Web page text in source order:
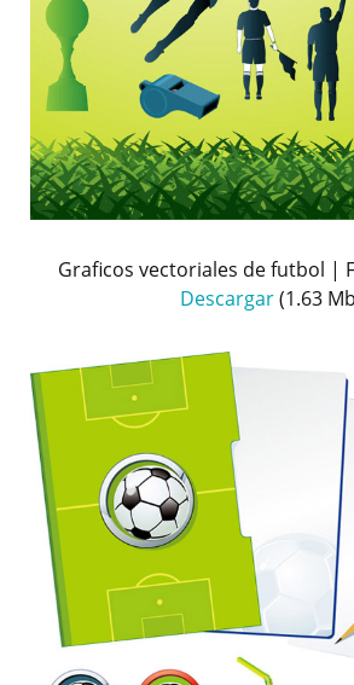
Graficos vectoriales de futbol |
Descargar(1.63